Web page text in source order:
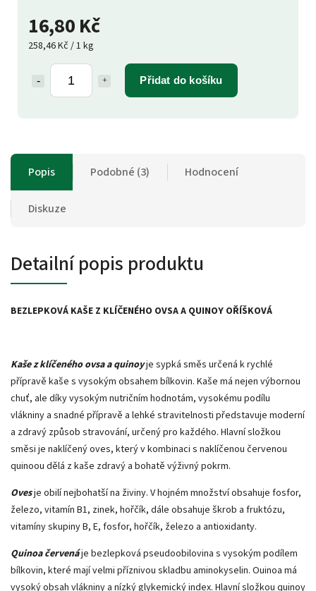
16,80 Kč
258,46 Kč / 1 kg
Přidat do košíku
Popis Podobné (3) Hodnocení
Diskuze
Detailní popis produktu
BEZLEPKOVÁ KAŠE Z KLÍČENÉHO OVSA A QUINOY OŘÍŠKOVÁ
Kaše z klíčeného ovsa a quinoyje sypká směs určená k rychlé
přípravě kaše s vysokým obsahem bílkovin. Kaše má nejen výbornou
chuť, ale díky vysokým nutričním hodnotám, vysokému podílu
vlákniny a snadné přípravě a lehké stravitelnosti představuje moderní
a zdravý způsob stravování, určený pro každého. Hlavní složkou
směsi je naklíčený oves, který v kombinaci s naklíčenou červenou
quinoou dělá z kaše zdravý a bohatě výživný pokrm.
Ovesje obilí nejbohatší na živiny. V hojném množství obsahuje fosfor,
železo, vitamín B1, zinek, hořčík, dále obsahuje škrob a fruktózu,
vitamíny skupiny B, E, fosfor, hořčík, železo a antioxidanty.
Quinoa červenáje bezlepková pseudoobilovina s vysokým podílem
bílkovin, které mají velmi příznivou skladbu aminokyselin. Ouinoa má
vysoký obsah vlákniny a nízký glykemický index. Hlavní složkou quinoy